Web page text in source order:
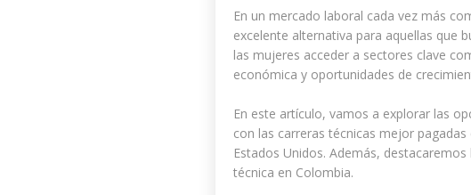
En un mercado laboral cada vez más
excelente alternativa para aquellas que
las mujeres acceder a sectores clave
económica y oportunidades de
En este artículo, vamos a explorar las
con las carreras técnicas mejor
Estados Unidos. Además,
técnica en Colombia.